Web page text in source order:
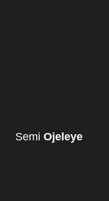
Semi Ojeleye